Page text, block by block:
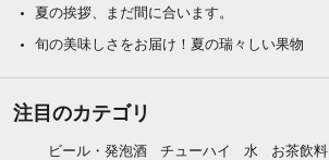
夏の挨拶、まだ間に合います。
旬の美味しさをお届け！夏の瑞々しい果物
注目のカテゴリ
ビール・発泡酒 チューハイ 水 お茶飲料